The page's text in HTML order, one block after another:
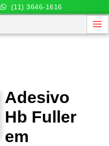
(11) 3646-1616
Adesivo
Hb Fuller
em